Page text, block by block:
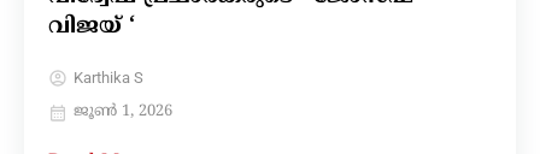
വിജയ് ‘
Karthika S
ജൂൺ 1, 2026